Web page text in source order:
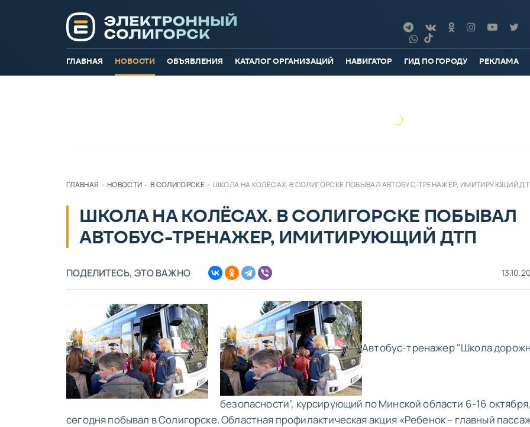
ГЛАВНАЯ НОВОСТИ ОБЪЯВЛЕНИЯ КАТАЛОГ ОРГАНИЗАЦИЙ НАВИГАТОР ГИД ПО ГОРОДУ РЕКЛАМА
ГЛАВНАЯ - НОВОСТИ - В СОЛИГОРСКЕ - ШКОЛА НА КОЛЁСАХ. В СОЛИГОРСКЕ ПОБЫВАЛ АВТОБУС-ТРЕНАЖЕР, ИМИТИРУЮЩИЙ
ШКОЛА НА КОЛЁСАХ. В СОЛИГОРСКЕ ПОБЫВАЛ
АВТОБУС-ТРЕНАЖЕР, ИМИТИРУЮЩИЙ ДТП
ПОДЕЛИТЕСЬ, ЭТО ВАЖНО
Автобус-тренажер "Школа
безопасности", курсирующий по Минской области 6-16
сегодня побывал в Солигорске. Областная профилактическая акция «Ребенок – главный